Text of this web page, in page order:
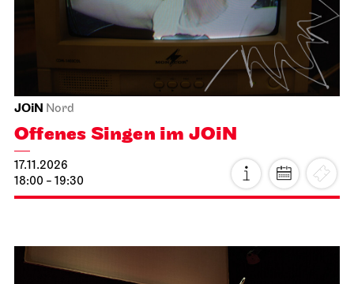
JOiN Nord
Offenes Singen im JOiN
17.11.2026
18:00 - 19:30